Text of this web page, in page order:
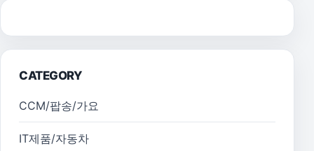
CATEGORY
CCM/팝송/가요
IT제품/자동차